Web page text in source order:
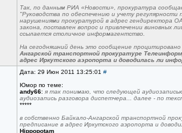
Так, по данным РИА «Новости», прокуратура
"Руководства по обеспечению и учету
нарушениями прокуратурой в адрес гендиректора
закона, поставлен вопрос и привлечении виновных
ссылается столичное информагентство.
На сегодняшний день это сообщение
Ангарской транспортной прокуратуре
адрес Иркутского аэропорта и доводилась ли
Дата: 29 Июн 2011 13:25:01 #
Юмор по теме:
andy66: я так понимаю, что следующей
аудиозапись разговора диспетчера... далее - по
*****
в собственно Байкало-Ангарской транспортной
предписание в адрес Иркутского аэропорта и
Hippopotam